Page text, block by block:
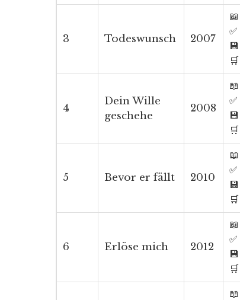
3 Todeswunsch 2007
📖
✅
💾
🛒
4
Dein Wille
geschehe
2008
📖
✅
💾
🛒
5 Bevor er fällt 2010
📖
✅
💾
🛒
6 Erlöse mich 2012
📖
✅
💾
🛒
📖